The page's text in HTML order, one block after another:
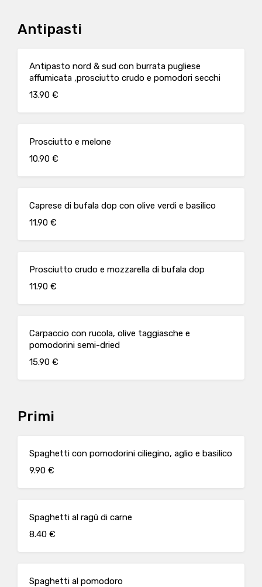
Antipasti
Antipasto nord & sud con burrata pugliese
affumicata ,prosciutto crudo e pomodori secchi
13.90 €
Prosciutto e melone
10.90 €
Caprese di bufala dop con olive verdi e basilico
11.90 €
Prosciutto crudo e mozzarella di bufala dop
11.90 €
Carpaccio con rucola, olive taggiasche e
pomodorini semi-dried
15.90 €
Primi
Spaghetti con pomodorini ciliegino, aglio e basilico
9.90 €
Spaghetti al ragù di carne
8.40 €
Spaghetti al pomodoro